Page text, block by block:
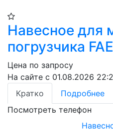
Навесное для
погрузчика
Цена по запросу
На сайте с 01.08.2026
Кратко
Подробнее
Посмотреть телефон